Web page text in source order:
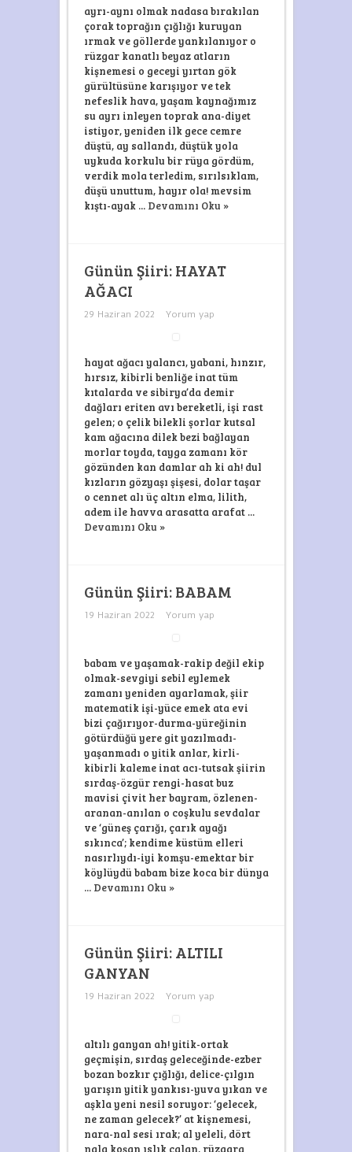
Olmak
için
ayrı-aynı olmak nadasa bırakılan
çorak toprağın çığlığı kuruyan
ırmak ve göllerde yankılanıyor o
rüzgar kanatlı beyaz atların
kişnemesi o geceyi yırtan gök
gürültüsüne karışıyor ve tek
nefeslik hava, yaşam kaynağımız
su ayrı inleyen toprak ana-diyet
istiyor, yeniden ilk gece cemre
düştü, ay sallandı, düştük yola
uykuda korkulu bir rüya gördüm,
verdik mola terledim, sırılsıklam,
düşü unuttum, hayır ola! mevsim
kıştı-ayak ... Devamını Oku »
Günün Şiiri: HAYAT
AĞACI
29 Haziran 2022 Yorum yap
hayat ağacı yalancı, yabani, hınzır,
hırsız, kibirli benliğe inat tüm
kıtalarda ve sibirya’da demir
dağları eriten avı bereketli, işi rast
gelen; o çelik bilekli şorlar kutsal
kam ağacına dilek bezi bağlayan
morlar toyda, tayga zamanı kör
gözünden kan damlar ah ki ah! dul
kızların gözyaşı şişesi, dolar taşar
o cennet alı üç altın elma, lilith,
adem ile havva arasatta arafat ...
Devamını Oku »
Günün Şiiri: BABAM
19 Haziran 2022 Yorum yap
babam ve yaşamak-rakip değil ekip
olmak-sevgiyi sebil eylemek
zamanı yeniden ayarlamak, şiir
matematik işi-yüce emek ata evi
bizi çağırıyor-durma-yüreğinin
götürdüğü yere git yazılmadı-
yaşanmadı o yitik anlar, kirli-
kibirli kaleme inat acı-tutsak şiirin
sırdaş-özgür rengi-hasat buz
mavisi çivit her bayram, özlenen-
aranan-anılan o coşkulu sevdalar
ve ‘güneş çarığı, çarık ayağı
sıkınca’; kendime küstüm elleri
nasırlıydı-iyi komşu-emektar bir
köylüydü babam bize koca bir dünya
... Devamını Oku »
Günün Şiiri: ALTILI
GANYAN
19 Haziran 2022 Yorum yap
altılı ganyan ah! yitik-ortak
geçmişin, sırdaş geleceğinde-ezber
bozan bozkır çığlığı, delice-çılgın
yarışın yitik yankısı-yuva yıkan ve
aşkla yeni nesil soruyor: ‘gelecek,
ne zaman gelecek?’ at kişnemesi,
nara-nal sesi ırak; al yeleli, dört
nala koşan ıslık çalan, rüzgara